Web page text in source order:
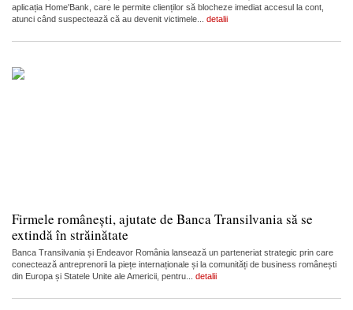
aplicația Home'Bank, care le permite clienților să blocheze imediat accesul la cont,
atunci când suspectează că au devenit victimele... detalii
Firmele românești, ajutate de Banca Transilvania să se
extindă în străinătate
Banca Transilvania și Endeavor România lansează un parteneriat strategic prin care
conectează antreprenorii la piețe internaționale și la comunități de business românești
din Europa și Statele Unite ale Americii, pentru... detalii